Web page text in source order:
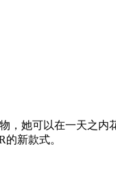
，她可以在一天之
新款式。